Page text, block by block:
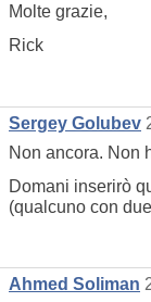
Molte grazie,
Rick
Sergey Golubev
Non ancora. Non
Domani inserirò
(qualcuno con
Ahmed Soliman